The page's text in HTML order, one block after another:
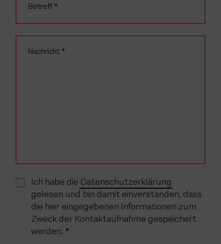
Betreff
Nachricht
Ich habe die Datenschutzerklärung
gelesen und bin damit einverstanden, dass
die hier eingegebenen Informationen zum
Zweck der Kontaktaufnahme gespeichert
werden.